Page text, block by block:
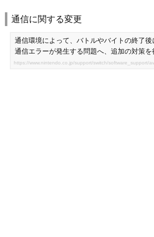
通信に関する変更
通信環境によって、バトルやバイトの終了
通信エラーが発生する問題へ、追加の対策を
https://www.nintendo.co.jp/support/switch/software_support/